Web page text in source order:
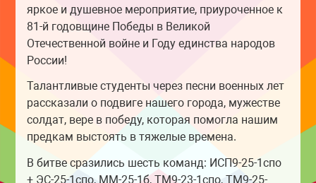
яркое и душевное мероприятие, приуроченное к
81-й годовщине Победы в Великой
Отечественной войне и Году единства народов
России!
Талантливые студенты через песни военных лет
рассказали о подвиге нашего города, мужестве
солдат, вере в победу, которая помогла нашим
предкам выстоять в тяжелые времена.
В битве сразились шесть команд: ИСП9-25-1спо
+ ЭС-25-1спо, ММ-25-1б, ТМ9-23-1спо, ТМ9-25-